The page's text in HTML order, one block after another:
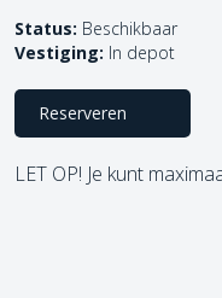
Status: Beschikbaar
Vestiging: In depot
Reserveren
LET OP! Je kunt